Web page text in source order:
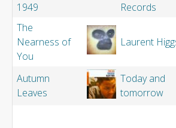
1949
Records
The
Nearness of
You
Laurent
Autumn
Leaves
Today and
tomorrow